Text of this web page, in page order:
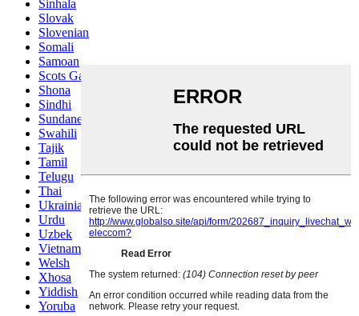
Sinhala
Slovak
Slovenian
Somali
Samoan
Scots Gaelic
Shona
Sindhi
Sundanese
Swahili
Tajik
Tamil
Telugu
Thai
Ukrainian
Urdu
Uzbek
Vietnamese
Welsh
Xhosa
Yiddish
Yoruba